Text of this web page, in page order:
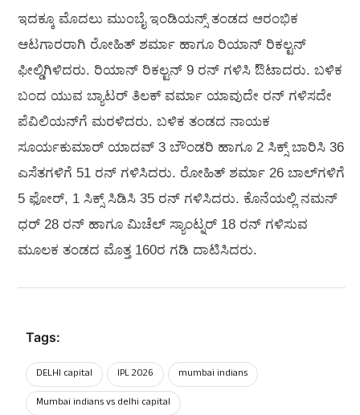
ಇದಕ್ಕೂ ಮೊದಲು ಮುಂಬೈ ಇಂಡಿಯನ್ಸ್ ತಂಡದ ಆರಂಭಿಕ
ಆಟಗಾರರಾಗಿ ರೋಹಿತ್ ಶರ್ಮಾ ಹಾಗೂ ರಿಯಾನ್ ರಿಕಲ್ಟನ್
ಫೀಲ್ಡಿಗಿಳಿದರು. ರಿಯಾನ್ ರಿಕಲ್ಟನ್ 9 ರನ್ ಗಳಿಸಿ ಔಟಾದರು. ಬಳಿಕ
ಬಂದ ಯುವ ಬ್ಯಾಟರ್ ತಿಲಕ್ ವರ್ಮಾ ಯಾವುದೇ ರನ್ ಗಳಿಸದೇ
ಪೆವಿಲಿಯನ್‌ಗೆ ಮರಳಿದರು. ಬಳಿಕ ತಂಡದ ನಾಯಕ
ಸೂರ್ಯಕುಮಾರ್ ಯಾದವ್ 3 ಬೌಂಡರಿ ಹಾಗೂ 2 ಸಿಕ್ಸ್ ಬಾರಿಸಿ 36
ಎಸೆತಗಳಿಗೆ 51 ರನ್ ಗಳಿಸಿದರು. ರೋಹಿತ್ ಶರ್ಮಾ 26 ಬಾಲ್‌ಗಳಿಗೆ
5 ಫೋರ್, 1 ಸಿಕ್ಸ್ ಸಿಡಿಸಿ 35 ರನ್ ಗಳಿಸಿದರು. ಕೊನೆಯಲ್ಲಿ ನಮನ್
ಧರ್ 28 ರನ್ ಹಾಗೂ ಮಿಚೆಲ್ ಸ್ಯಾಂಟ್ನರ್ 18 ರನ್ ಗಳಿಸುವ
ಮೂಲಕ ತಂಡದ ಮೊತ್ತ 160ರ ಗಡಿ ದಾಟಿಸಿದರು.
Tags:
DELHI capital IPL 2026
mumbai indians
Mumbai indians vs delhi capital